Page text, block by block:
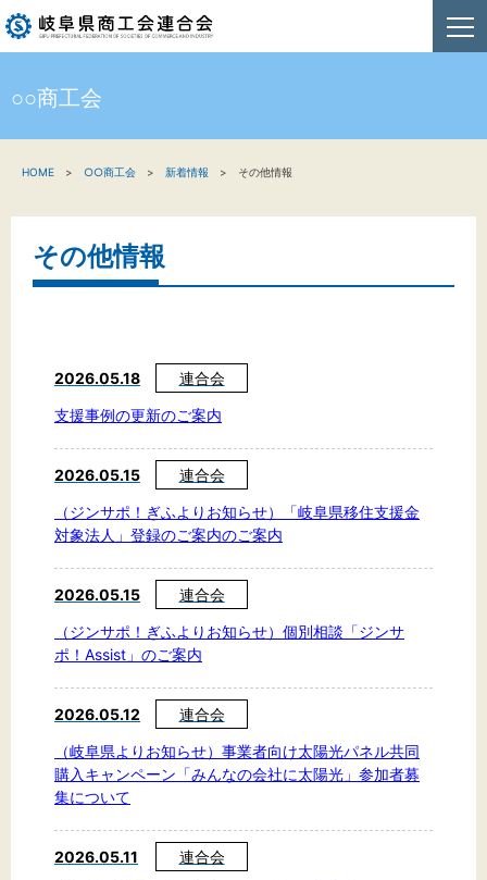
新着情報
関係機関の方へ
お問い合わせ
文字サイズ
標準 拡大
背景色
黒
○○商工会
HOME ○○商工会 新着情報 その他情報
その他情報
2026.05.18
連合会
支援事例の更新のご案内
2026.05.15
連合会
（ジンサポ！ぎふよりお知らせ）「岐阜県移住支援金
対象法人」登録のご案内のご案内
2026.05.15
連合会
（ジンサポ！ぎふよりお知らせ）個別相談「ジンサ
ポ！Assist」のご案内
2026.05.12
連合会
（岐阜県よりお知らせ）事業者向け太陽光パネル共同
購入キャンペーン「みんなの会社に太陽光」参加者募
集について
2026.05.11
連合会